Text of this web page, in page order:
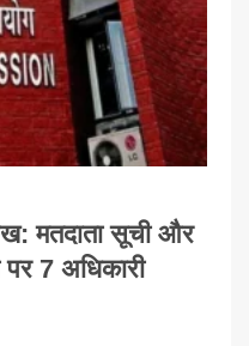
मतदाता सूची और
पर 7 अधिकारी